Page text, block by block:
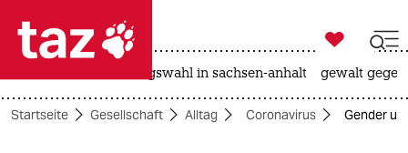
 taz zahl ich
taz zahl ich

taz zahl ich
landtagswahl in sachsen-anhalt gewalt
Startseite Gesellschaft Alltag Coronavirus Gender